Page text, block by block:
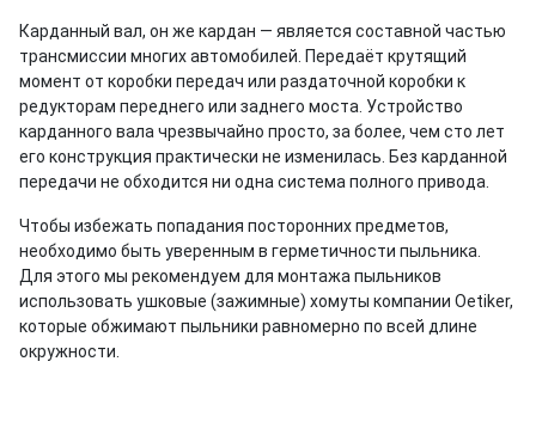
Карданный вал, он же кардан — является составной частью
трансмиссии многих автомобилей. Передаёт крутящий
момент от коробки передач или раздаточной коробки к
редукторам переднего или заднего моста. Устройство
карданного вала чрезвычайно просто, за более, чем сто лет
его конструкция практически не изменилась. Без карданной
передачи не обходится ни одна система полного привода.
Чтобы избежать попадания посторонних предметов,
необходимо быть уверенным в герметичности пыльника.
Для этого мы рекомендуем для монтажа пыльников
использовать ушковые (зажимные) хомуты компании Oetiker,
которые обжимают пыльники равномерно по всей длине
окружности.